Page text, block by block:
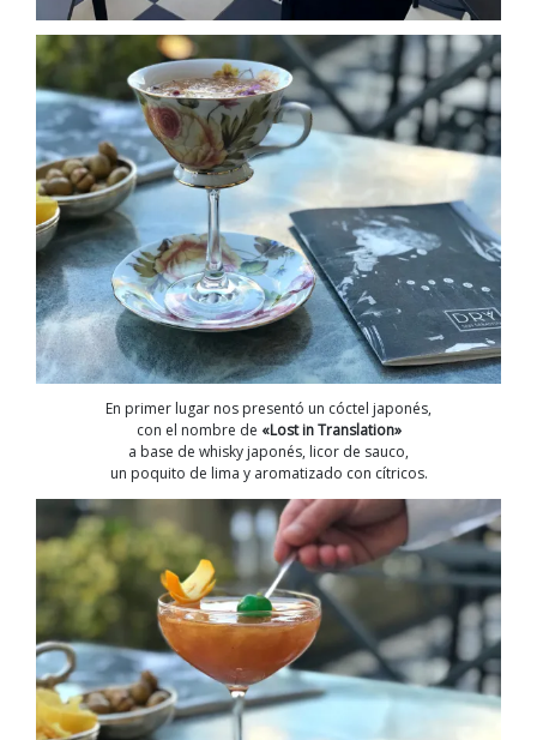
En primer lugar nos presentó un cóctel japonés,
con el nombre de «Lost in Translation»
a base de whisky japonés, licor de sauco,
un poquito de lima y aromatizado con cítricos.